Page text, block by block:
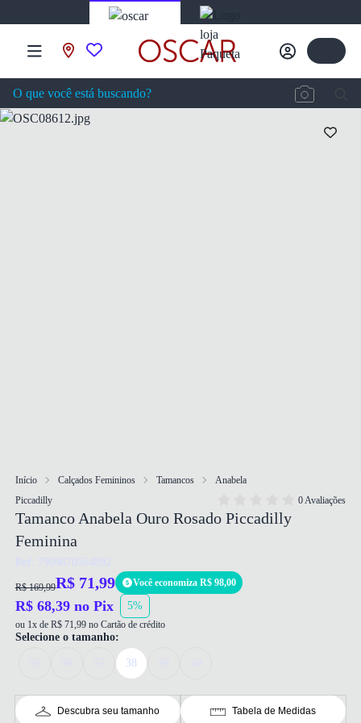
Início Calçados Femininos Tamancos
Anabela
Piccadilly
0 Avaliações
Tamanco Anabela Ouro Rosado Piccadilly
Feminina
Ref: 7909870564892
R$ 169,99R$ 71,99 Você economiza R$ 98,00
R$ 68,39 no Pix 5%
ou 1x de R$ 71,99 no Cartão de crédito
Selecione o tamanho:
38
Descubra seu tamanho Tabela de Medidas